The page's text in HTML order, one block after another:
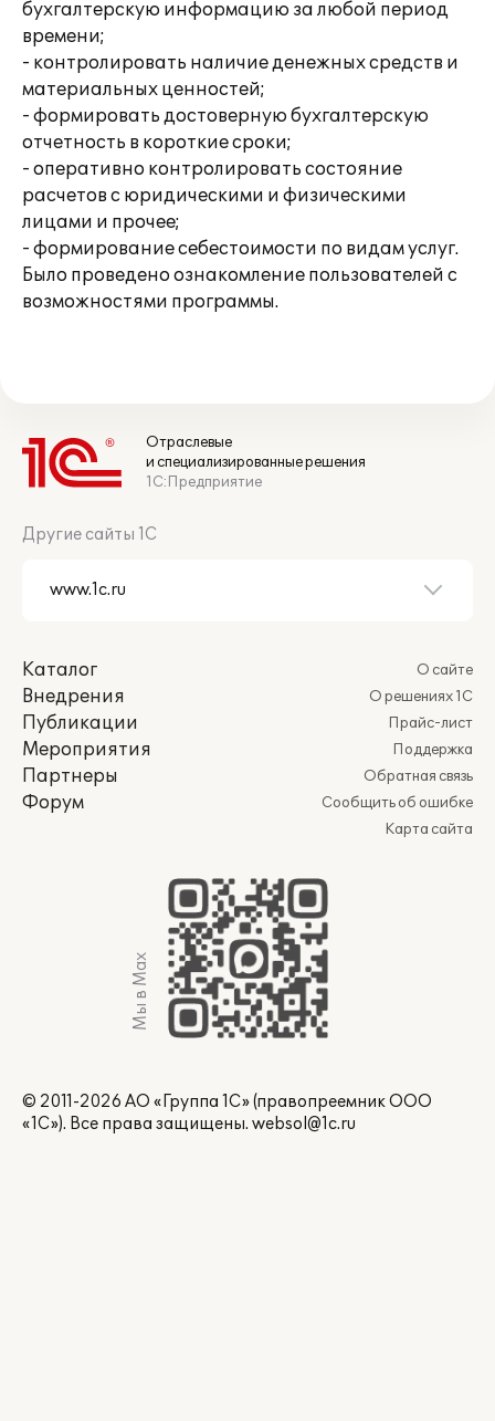
бухгалтерскую информацию за любой период
времени;
- контролировать наличие денежных средств и
материальных ценностей;
- формировать достоверную бухгалтерскую
отчетность в короткие сроки;
- оперативно контролировать состояние
расчетов с юридическими и физическими
лицами и прочее;
- формирование себестоимости по видам услуг.
Было проведено ознакомление пользователей с
возможностями программы.
Отраслевые
и специализированные решения
1С:Предприятие
Другие сайты 1С
Каталог
Внедрения
Публикации
Мероприятия
Партнеры
Форум
О сайте
О решениях 1С
Прайс-лист
Поддержка
Обратная связь
Сообщить об ошибке
Карта сайта
Мы в Max
© 2011-2026 АО «Группа 1С» (правопреемник ООО
«1С»). Все права защищены. websol@1c.ru